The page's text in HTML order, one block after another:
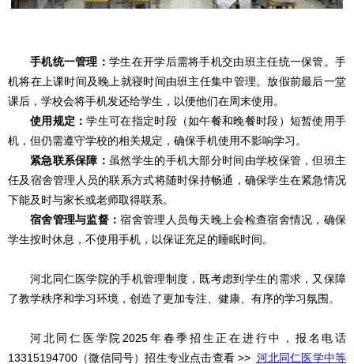
手机统一管理：学生在开学后需将手机交由班主任统一保管。手
机将在上课时间及晚上就寝时间由班主任集中管理。放假前最后一堂
课后，学校会将手机发还给学生，以便他们在周末使用。
使用规定：学生可在指定时段（如午餐和晚餐时段）短暂使用手
机，但仍需遵守学校的相关规定，确保手机使用不影响学习。
紧急联系保障：虽然学生的手机大部分时间由学校保管，但班主
任及宿舍管理人员的联系方式将随时保持畅通，确保学生在紧急情况
下能及时与家长或老师取得联系。
宿舍管理与监督：宿舍管理人员每天晚上会检查宿舍情况，确保
学生按时休息，不使用手机，以保证充足的睡眠时间。
河北同仁医学院的手机管理制度，既考虑到学生的需求，又保障
了教学秩序和学习环境，创造了更加专注、健康、有序的学习氛围。
河北同仁医学院2025年春季招生正在进行中，报名电话
13315194700（微信同号）招生专业点击查看 >> 河北同仁医学中等